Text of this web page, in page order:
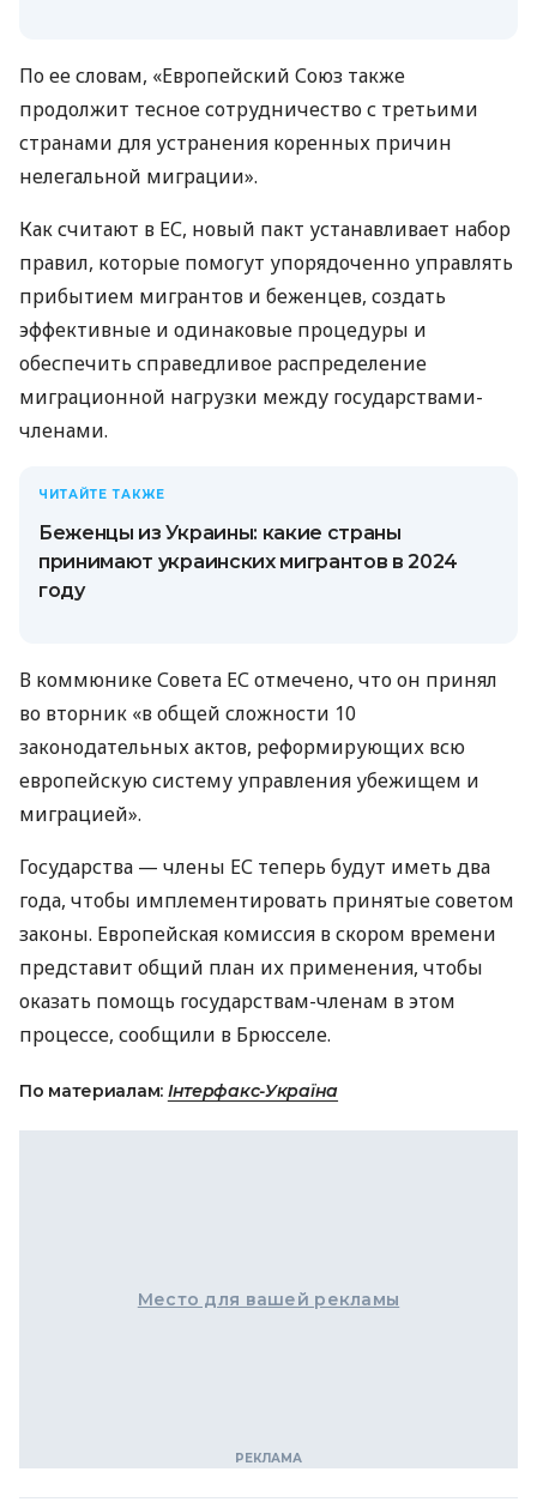
По ее словам, «Европейский Союз также
продолжит тесное сотрудничество с третьими
странами для устранения коренных причин
нелегальной миграции».
Как считают в ЕС, новый пакт устанавливает набор
правил, которые помогут упорядоченно управлять
прибытием мигрантов и беженцев, создать
эффективные и одинаковые процедуры и
обеспечить справедливое распределение
миграционной нагрузки между государствами-
членами.
ЧИТАЙТЕ ТАКЖЕ
Беженцы из Украины: какие страны
принимают украинских мигрантов в 2024
году
В коммюнике Совета ЕС отмечено, что он принял
во вторник «в общей сложности 10
законодательных актов, реформирующих всю
европейскую систему управления убежищем и
миграцией».
Государства — члены ЕС теперь будут иметь два
года, чтобы имплементировать принятые советом
законы. Европейская комиссия в скором времени
представит общий план их применения, чтобы
оказать помощь государствам-членам в этом
процессе, сообщили в Брюсселе.
По материалам: Інтерфакс-Україна
Место для вашей рекламы